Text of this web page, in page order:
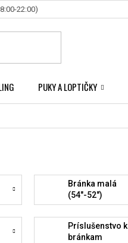
PUKY A LOPTIČKY
Bránka malá
(54"-52")
Príslušenstvo k
bránkam